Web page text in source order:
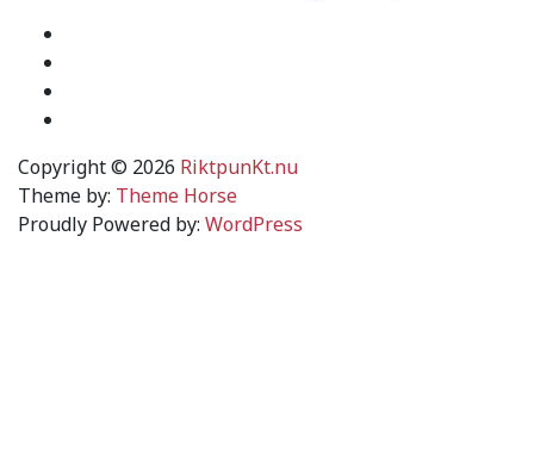
Copyright © 2026 RiktpunKt.nu
Theme by: Theme Horse
Proudly Powered by: WordPress